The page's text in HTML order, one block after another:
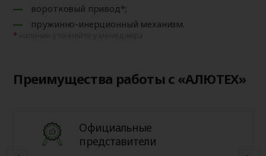
воротковый привод*;
пружинно-инерционный механизм.
Преимущества работы с «АЛЮТЕХ»
Официальные
представители